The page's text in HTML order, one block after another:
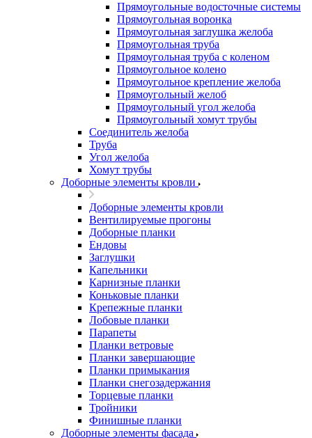
Прямоугольные водосточные системы
Прямоугольная воронка
Прямоугольная заглушка желоба
Прямоугольная труба
Прямоугольная труба c коленом
Прямоугольное колено
Прямоугольное крепление желоба
Прямоугольный желоб
Прямоугольный угол желоба
Прямоугольный хомут трубы
Соединитель желоба
Труба
Угол желоба
Хомут трубы
Доборные элементы кровли
Доборные элементы кровли
Вентилируемые прогоны
Доборные планки
Ендовы
Заглушки
Капельники
Карнизные планки
Коньковые планки
Крепежные планки
Лобовые планки
Парапеты
Планки ветровые
Планки завершающие
Планки примыкания
Планки снегозадержания
Торцевые планки
Тройники
Финишные планки
Доборные элементы фасада